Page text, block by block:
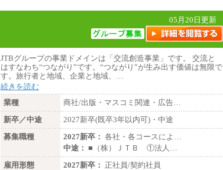
05月20日更新
JTBグループの事業ドメインは「交流創造事業」です。 交流と
はすなわち“つながり”です。“つながり”が生み出す価値は無限で
す。旅行者と地域、企業と地域、…
続きを読む
業種
商社/出版・マスコミ関連・広告…
新卒／中途
2027新卒(既卒3年以内可)・中途
募集職種
2027新卒： 各社・各コースによ…
中途： ■（株）ＪＴＢ ①法人…
雇用形態
2027新卒： 正社員/契約社員